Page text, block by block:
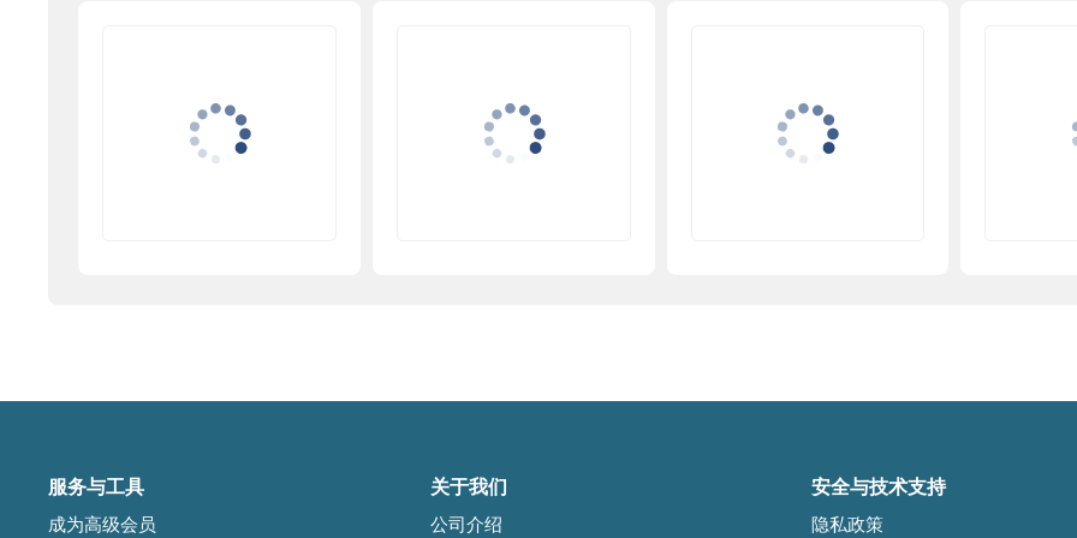
服务与工具
成为高级会员
关于我们
公司介绍
安全与技术支持
隐私政策